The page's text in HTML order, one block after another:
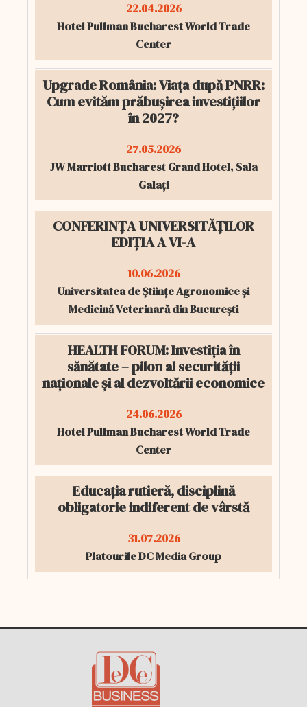
22.04.2026
Hotel Pullman Bucharest World Trade
Center
Upgrade România: Viața după PNRR:
Cum evităm prăbușirea investițiilor
în 2027?
27.05.2026
JW Marriott Bucharest Grand Hotel, Sala
Galați
CONFERINȚA UNIVERSITĂȚILOR
EDIȚIA A VI-A
10.06.2026
Universitatea de Științe Agronomice și
Medicină Veterinară din București
HEALTH FORUM: Investiția în
sănătate – pilon al securității
naționale și al dezvoltării economice
24.06.2026
Hotel Pullman Bucharest World Trade
Center
Educația rutieră, disciplină
obligatorie indiferent de vârstă
31.07.2026
Platourile DC Media Group